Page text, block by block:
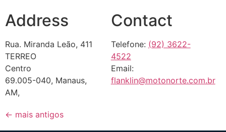
Address
Rua. Miranda Leão, 411
TERREO
Centro
69.005-040, Manaus,
AM,
Contact
Telefone: (92) 3622-
4522
Email:
flanklin@motonorte.com.br
← mais antigos